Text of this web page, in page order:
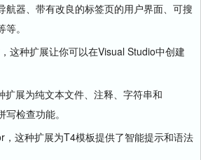
航器、带有改良的标签页的用户界面、可搜
。
种扩展让你可以在Visual Studio中创建
展为纯文本文件、注释、字符串和
检查功能。
这种扩展为T4模板提供了智能提示和语法